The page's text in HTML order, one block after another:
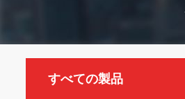
すべての製品